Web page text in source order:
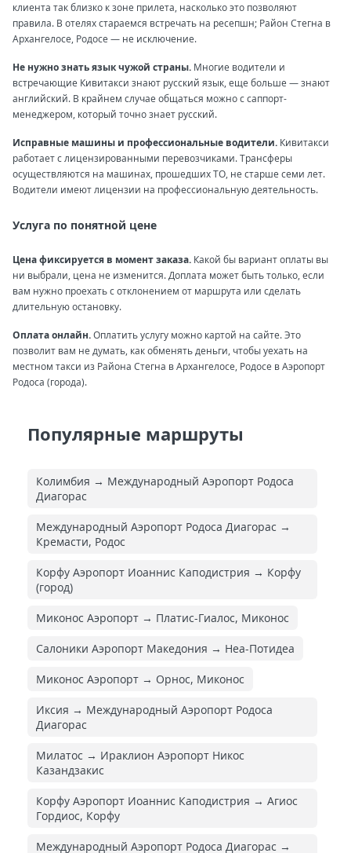
клиента так близко к зоне прилета, насколько это позволяют
правила. В отелях стараемся встречать на ресепшн; Район Стегна в
Архангелосе, Родосе — не исключение.
Не нужно знать язык чужой страны. Многие водители и
встречающие Кивитакси знают русский язык, еще больше — знают
английский. В крайнем случае общаться можно с саппорт-
менеджером, который точно знает русский.
Исправные машины и профессиональные водители. Кивитакси
работает с лицензированными перевозчиками. Трансферы
осуществляются на машинах, прошедших ТО, не старше семи лет.
Водители имеют лицензии на профессиональную деятельность.
Услуга по понятной цене
Цена фиксируется в момент заказа. Какой бы вариант оплаты вы
ни выбрали, цена не изменится. Доплата может быть только, если
вам нужно проехать с отклонением от маршрута или сделать
длительную остановку.
Оплата онлайн.Оплатить услугу можно картой на сайте. Это
позволит вам не думать, как обменять деньги, чтобы уехать на
местном такси из Района Стегна в Архангелосе, Родосе в Аэропорт
Родоса (города).
Популярные маршруты
Колимбия → Международный Аэропорт Родоса
Диагорас
Международный Аэропорт Родоса Диагорас →
Кремасти, Родос
Корфу Аэропорт Иоаннис Каподистрия → Корфу
(город)
Миконос Аэропорт → Платис-Гиалос, Миконос
Салоники Аэропорт Македония → Неа-Потидеа
Миконос Аэропорт → Орнос, Миконос
Иксия → Международный Аэропорт Родоса
Диагорас
Милатос → Ираклион Аэропорт Никос
Казандзакис
Корфу Аэропорт Иоаннис Каподистрия → Агиос
Гордиос, Корфу
Международный Аэропорт Родоса Диагорас →